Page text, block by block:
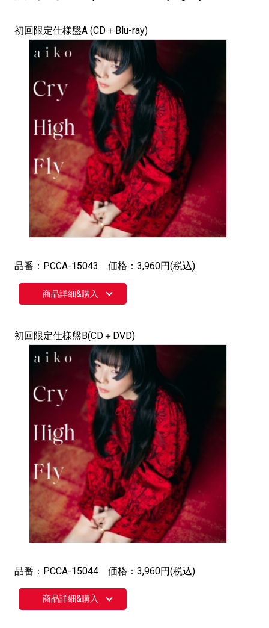
初回限定仕様盤A (CD＋Blu-ray)
品番：PCCA-15043 価格：3,960円(税込)
商品詳細&購入
初回限定仕様盤B(CD＋DVD)
品番：PCCA-15044 価格：3,960円(税込)
商品詳細&購入